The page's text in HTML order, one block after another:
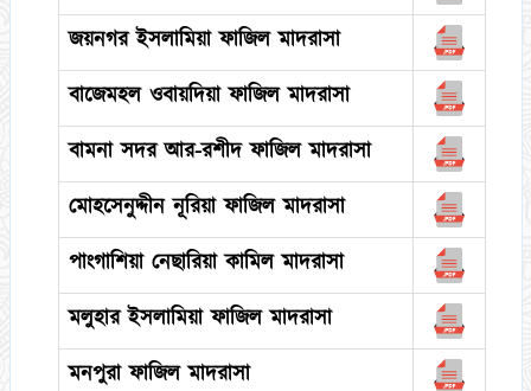
জয়নগর ইসলামিয়া ফাজিল মাদরাসা
বাজেমহল ওবায়দিয়া ফাজিল মাদরাসা
বামনা সদর আর-রশীদ ফাজিল মাদরাসা
মোহসেনুদ্দীন নূরিয়া ফাজিল মাদরাসা
পাংগাশিয়া নেছারিয়া কামিল মাদরাসা
মলুহার ইসলামিয়া ফাজিল মাদরাসা
মনপুরা ফাজিল মাদরাসা